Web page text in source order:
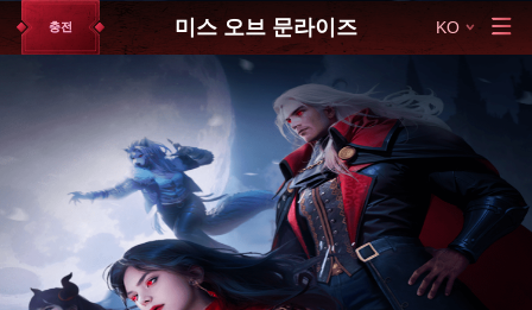
충전 미스 오브 문라이즈 KO